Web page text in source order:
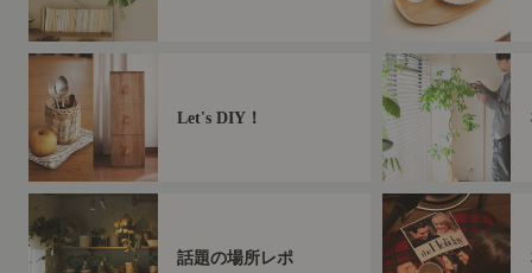
Let's DIY！
話題の場所レポ